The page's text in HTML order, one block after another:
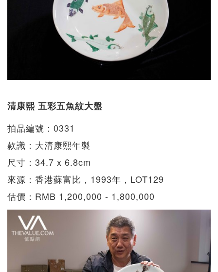
清康熙 五彩五魚紋大盤
拍品編號：0331
款識：大清康熙年製
尺寸：34.7 x 6.8cm
來源：香港蘇富比，1993年，LOT129
估價：RMB 1,200,000 - 1,800,000